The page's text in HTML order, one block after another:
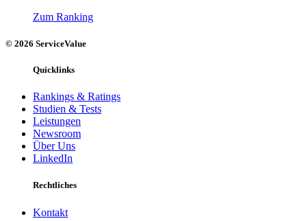
Zum Ranking
© 2026 ServiceValue
Quicklinks
Rankings & Ratings
Studien & Tests
Leistungen
Newsroom
Über Uns
LinkedIn
Rechtliches
Kontakt